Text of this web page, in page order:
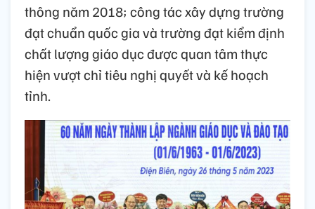
thông năm 2018; công tác xây dựng trường
đạt chuẩn quốc gia và trường đạt kiểm định
chất lượng giáo dục được quan tâm thực
hiện vượt chỉ tiêu nghị quyết và kế hoạch
tỉnh.